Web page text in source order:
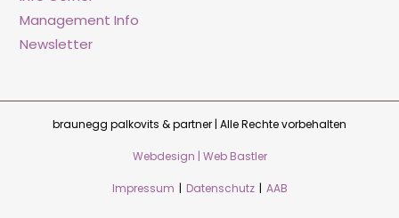
Management Info
Newsletter
braunegg palkovits & partner | Alle Rechte vorbehalten
Webdesign | Web Bastler
Impressum | Datenschutz | AAB